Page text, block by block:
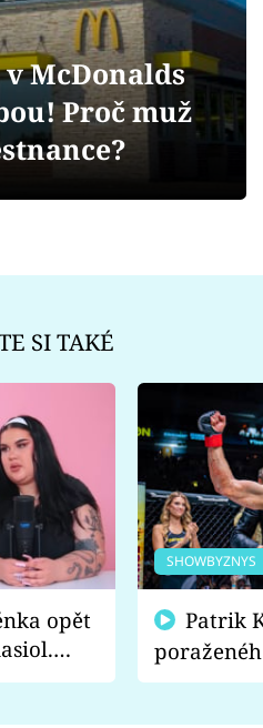
McDonalds
Proč muž
SI TAKÉ
opět
a
SHOWBYZNYS
fanoušci